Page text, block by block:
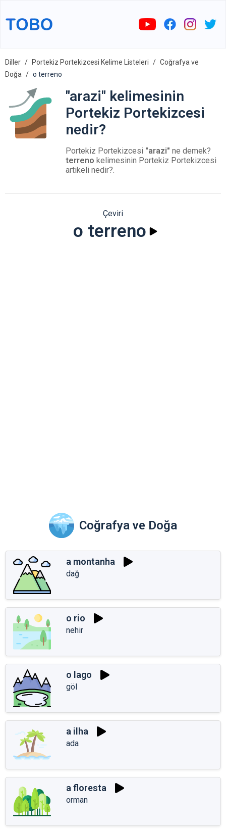
Diller Portekiz Portekizcesi Kelime Listeleri
Coğrafya ve
Doğa
o terreno
"arazi" kelimesinin
Portekiz Portekizcesi
nedir?
Portekiz Portekizcesi "arazi" ne demek?
terreno kelimesinin Portekiz Portekizcesi
artikeli nedir?.
Çeviri
o terreno
Coğrafya ve Doğa
a montanha
dağ
o rio
nehir
o lago
göl
a ilha
ada
a floresta
orman